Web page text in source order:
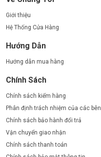
Giới thiệu
Hệ Thống Cửa Hàng
Hướng Dẫn
Hướng dẫn mua hàng
Chính Sách
Chính sách kiểm hàng
Phân định trách nhiệm của các bên
Chính sách bảo hành đổi trả
Vận chuyển giao nhận
Chính sách thanh toán